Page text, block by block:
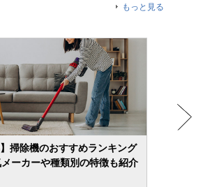
もっと見る
】掃除機のおすすめランキング
ーカーや種類別の特徴も紹介